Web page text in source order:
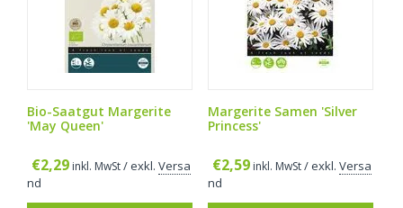
Bio-Saatgut Margerite
'May Queen'
€2,29 inkl. MwSt/ exkl. Versa
nd
Margerite Samen 'Silver
Princess'
€2,59 inkl. MwSt / exkl. Versa
nd